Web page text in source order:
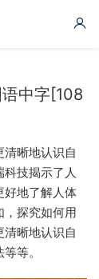
中字[108
晰地认识自
技揭示了人
好地了解人体
，探究如何用
晰地认识自
等。